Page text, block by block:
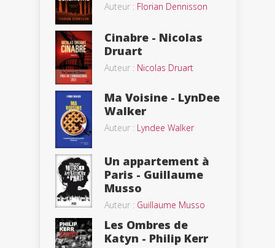
Auteur : Florian Dennisson
Cinabre - Nicolas
Druart
Auteur : Nicolas Druart
Ma Voisine - LynDee
Walker
Auteur : Lyndee Walker
Un appartement à
Paris - Guillaume
Musso
Auteur : Guillaume Musso
Les Ombres de
Katyn - Philip Kerr